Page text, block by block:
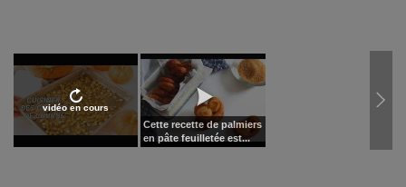
vidéo en cours
Cette recette de palmiers
en pâte feuilletée est...